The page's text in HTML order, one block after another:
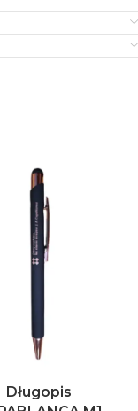
Długopis